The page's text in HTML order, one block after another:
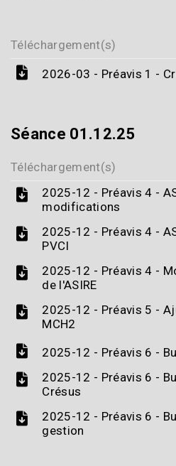
Téléchargement(s)
2026-03 - Préavis 1 -
Séance 01.12.25
Téléchargement(s)
2025-12 - Préavis 4 -
modifications
2025-12 - Préavis 4 -
PVCI
2025-12 - Préavis 4 -
de l'ASIRE
2025-12 - Préavis 5 -
MCH2
2025-12 - Préavis 6 -
2025-12 - Préavis 6 -
Crésus
2025-12 - Préavis 6 -
gestion